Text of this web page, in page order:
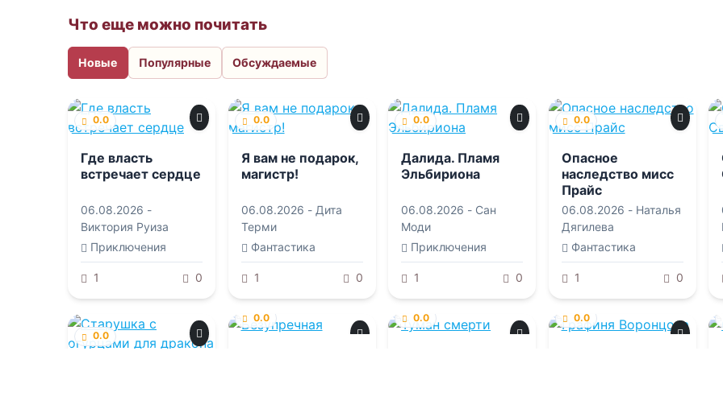
Что еще можно почитать
Новые Популярные Обсуждаемые
0.0
Где власть
встречает сердце
06.08.2026 -
Виктория Руиза
Приключения
1 0
0.0
Я вам не подарок,
магистр!
06.08.2026 - Дита
Терми
Фантастика
1 0
0.0
Далида. Пламя
Эльбириона
06.08.2026 - Сан
Моди
Приключения
1 0
0.0
Опасное
наследство мисс
Прайс
06.08.2026 - Наталья
Дягилева
Фантастика
1 0
0.0
0.0 0.0 0.0